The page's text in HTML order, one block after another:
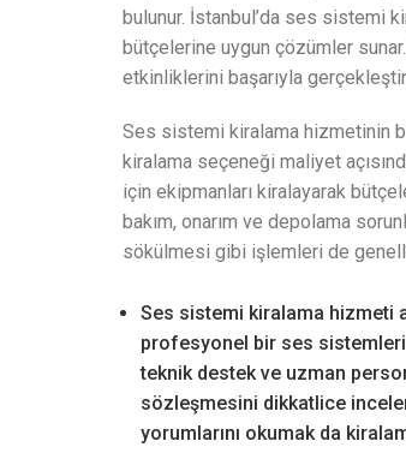
bulunur. İstanbul’da ses sistemi
bütçelerine uygun çözümler
etkinliklerini başarıyla
Ses sistemi kiralama hizmetinin
kiralama seçeneği maliyet
için ekipmanları kiralayarak
bakım, onarım ve depolama
sökülmesi gibi işlemleri de
Ses sistemi kiralama hizmeti
profesyonel bir ses
teknik destek ve uzman
sözleşmesini dikkatlice
yorumlarını okumak da